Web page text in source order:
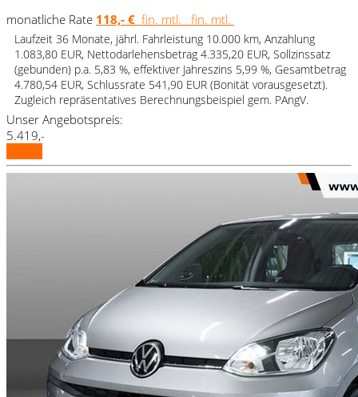
monatliche Rate 118,- € fin. mtl. fin. mtl.
Laufzeit 36 Monate, jährl. Fahrleistung 10.000 km, Anzahlung
1.083,80 EUR, Nettodarlehensbetrag 4.335,20 EUR, Sollzinssatz
(gebunden) p.a. 5,83 %, effektiver Jahreszins 5,99 %, Gesamtbetrag
4.780,54 EUR, Schlussrate 541,90 EUR (Bonität vorausgesetzt).
Zugleich repräsentatives Berechnungsbeispiel gem. PAngV.
Unser Angebotspreis:
5.419,-